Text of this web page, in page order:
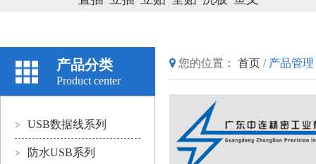
产品分类
Product center
> USB数据线系列
> 防水USB系列
您的位置： 首页 / 产品管理